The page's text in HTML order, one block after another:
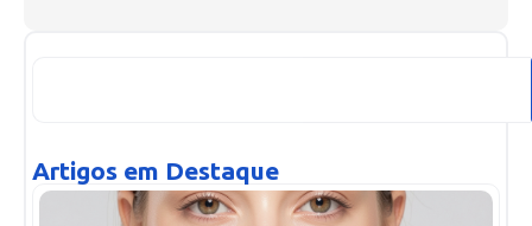
Artigos em Destaque